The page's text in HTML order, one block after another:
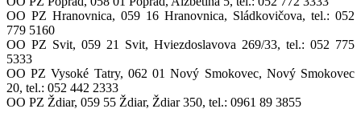
OO PZ Hranovnica, 059 16 Hranovnica, Sládkovičova, tel.: 052
779 5160
OO PZ Svit, 059 21 Svit, Hviezdoslavova 269/33, tel.: 052 775
5333
OO PZ Vysoké Tatry, 062 01 Nový Smokovec, Nový Smokovec
20, tel.: 052 442 2333
OO PZ Ždiar, 059 55 Ždiar, Ždiar 350, tel.: 0961 89 3855